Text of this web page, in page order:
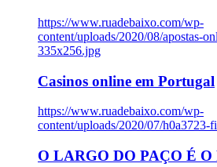
https://www.ruadebaixo.com/wp-
content/uploads/2020/08/apostas-
335x256.jpg
Casinos online em Portugal
https://www.ruadebaixo.com/wp-
content/uploads/2020/07/
O LARGO DO PAÇO É